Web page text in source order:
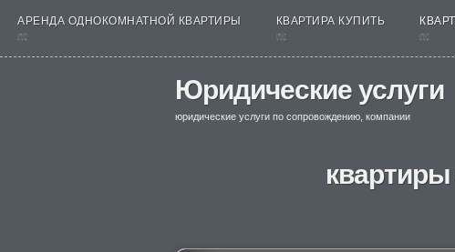
АРЕНДА ОДНОКОМНАТНОЙ КВАРТИРЫ
nt
КВАРТИРА КУПИТЬ
nt
nt
Юридические услуги
юридические услуги по сопровождению, компании